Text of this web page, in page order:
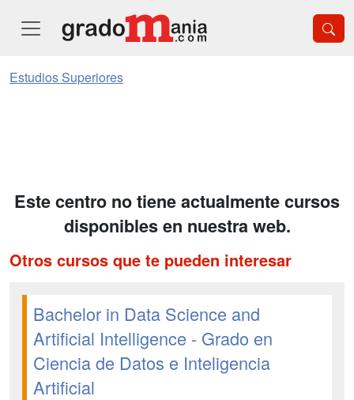
Estudios Superiores
Este centro no tiene actualmente cursos
disponibles en nuestra web.
Otros cursos que te pueden interesar
Bachelor in Data Science and
Artificial Intelligence - Grado en
Ciencia de Datos e Inteligencia
Artificial